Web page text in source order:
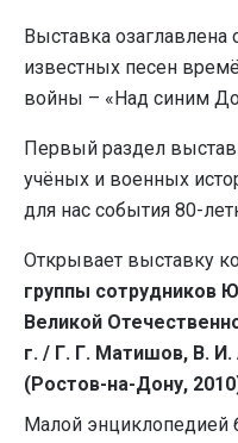
Выставка
известных песен
войны – «Над синим
Первый раздел
учёных и военных
для нас события 80-
Открывает выставку
группы сотрудников
Великой
г. / Г. Г. Матишов, В.
(Ростов-на-Дону,
Малой